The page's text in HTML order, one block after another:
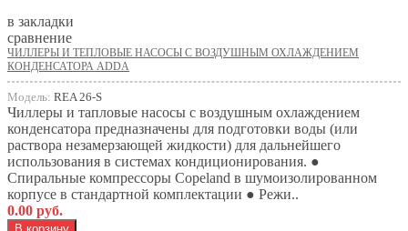
в закладки
сравнение
ЧИЛЛЕРЫ И ТЕПЛОВЫЕ НАСОСЫ С ВОЗДУШНЫМ ОХЛАЖДЕНИЕМ
КОНДЕНСАТОРА ADDA
Модель: REA 26-S
Чиллеры и тапловые насосы с воздушным охлаждением
конденсатора предназначены для подготовки воды (или
раствора незамерзающей жидкости) для дальнейшего
использования в системах кондиционирования. ●
Спиральные компрессоры Copeland в шумоизолированном
корпусе в стандартной комплектации ● Режи..
0.00 руб.